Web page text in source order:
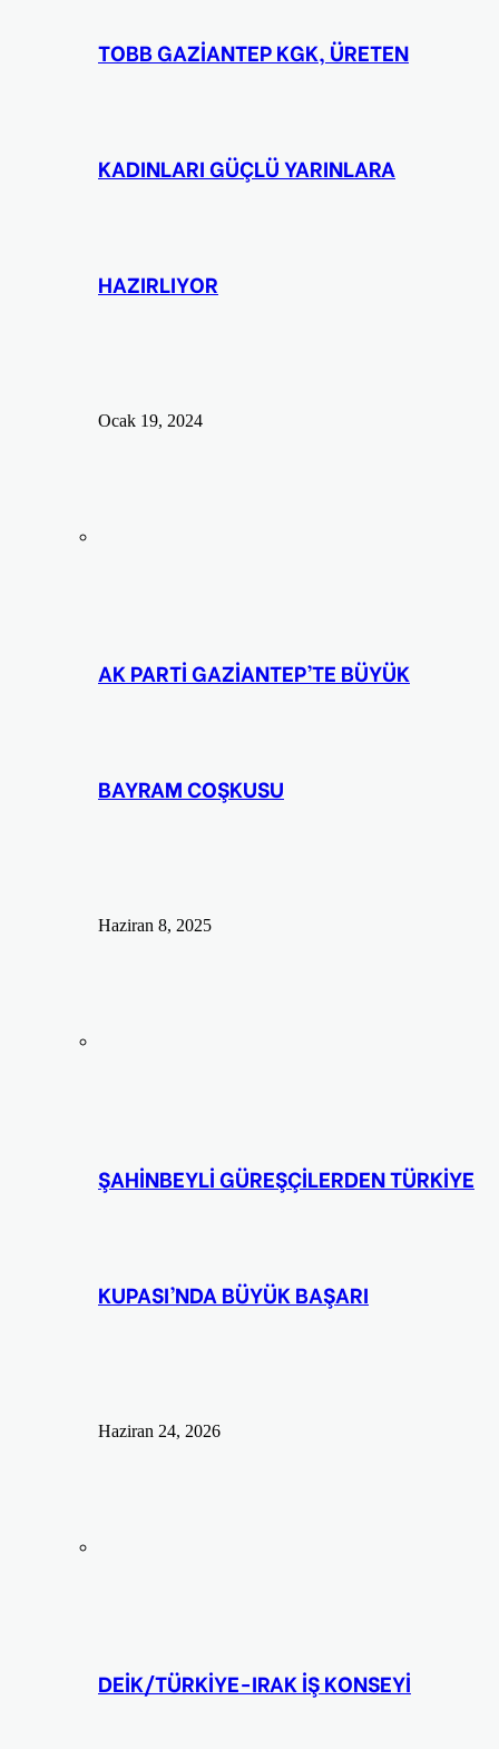
TOBB GAZİANTEP KGK, ÜRETEN
KADINLARI GÜÇLÜ YARINLARA
HAZIRLIYOR
Ocak 19, 2024
AK PARTİ GAZİANTEP’TE BÜYÜK
BAYRAM COŞKUSU
Haziran 8, 2025
ŞAHİNBEYLİ GÜREŞÇİLERDEN TÜRKİYE
KUPASI’NDA BÜYÜK BAŞARI
Haziran 24, 2026
DEİK/TÜRKİYE-IRAK İŞ KONSEYİ